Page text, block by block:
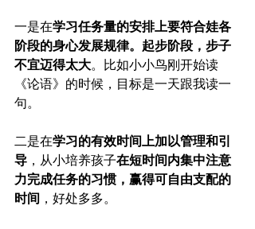
一是在学习任务量的安排上要符合娃各
阶段的身心发展规律。起步阶段，步子
不宜迈得太大。比如小小鸟刚开始读
《论语》的时候，目标是一天跟我读一
句。
二是在学习的有效时间上加以管理和引
导 ，从小培养孩子在短时间内集中注意
力完成任务的习惯，赢得可自由支配的
时间 ，好处多多。